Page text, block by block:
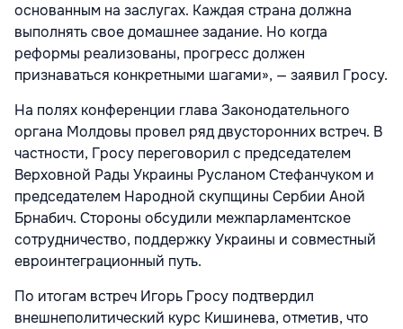
основанным на заслугах. Каждая страна должна
выполнять свое домашнее задание. Но когда
реформы реализованы, прогресс должен
признаваться конкретными шагами», — заявил Гросу.
На полях конференции глава Законодательного
органа Молдовы провел ряд двусторонних встреч. В
частности, Гросу переговорил с председателем
Верховной Рады Украины Русланом Стефанчуком и
председателем Народной скупщины Сербии Аной
Брнабич. Стороны обсудили межпарламентское
сотрудничество, поддержку Украины и совместный
евроинтеграционный путь.
По итогам встреч Игорь Гросу подтвердил
внешнеполитический курс Кишинева, отметив, что